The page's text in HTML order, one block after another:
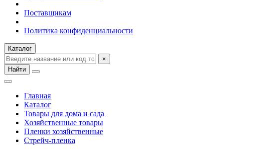
Поставщикам
Политика конфиденциальности
Каталог
×
Найти
Главная
Каталог
Товары для дома и сада
Хозяйственные товары
Пленки хозяйственные
Стрейч-пленка